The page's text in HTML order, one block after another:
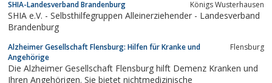
SHIA-Landesverband Brandenburg Königs Wusterhausen
SHIA e.V. - Selbsthilfegruppen Alleinerziehender - Landesverband
Brandenburg
Alzheimer Gesellschaft Flensburg: Hilfen für Kranke und
Angehörige
Flensburg
Die Alzheimer Gesellschaft Flensburg hilft Demenz Kranken und
Ihren Angehörigen. Sie bietet nichtmedizinische